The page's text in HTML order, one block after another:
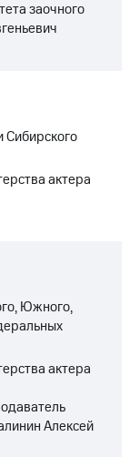
заочного
Сибирского
актера
Южного,
актера
Алексей